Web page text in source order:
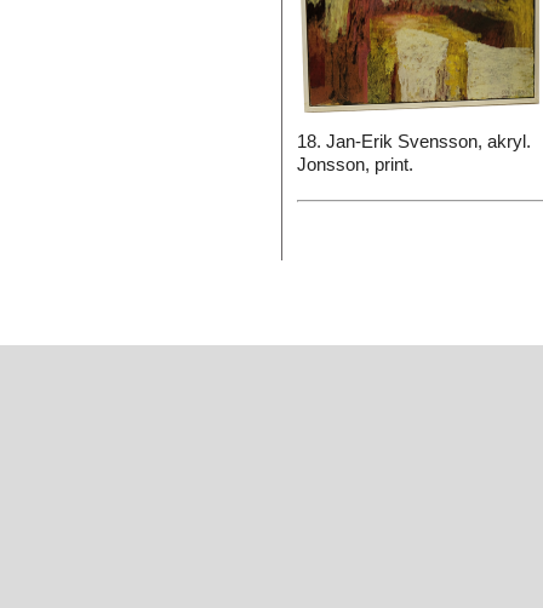
18. Jan-Erik Svensson,
Jonsson, print.